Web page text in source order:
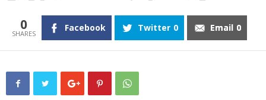
0 Facebook Twitter 0 Email 0